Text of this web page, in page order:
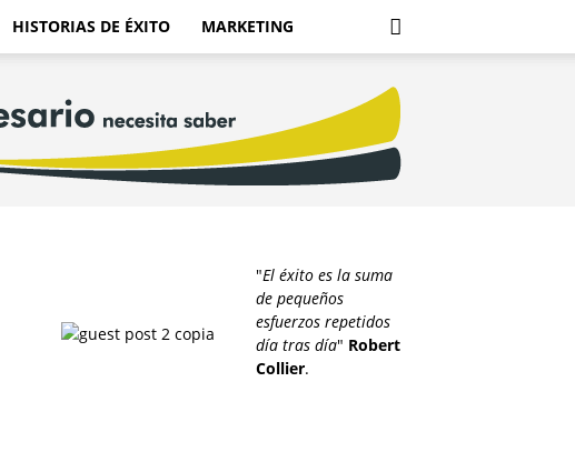
HISTORIAS DE ÉXITO MARKETING
"El éxito es la suma
de pequeños
esfuerzos repetidos
día tras día" Robert
Collier.